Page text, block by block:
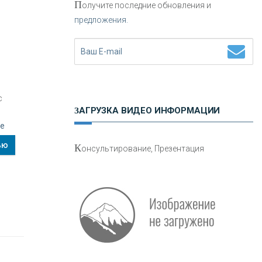
Нетворкинг для предпринимателей
авто
Получите последние обновления и
предложения.
ЗАГРУЗКА ВИДЕО ИНФОРМАЦИИ
Консультирование, Презентация